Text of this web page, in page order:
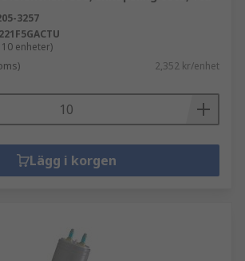
3257
enheter)
2,352 kr/enhet
Lägg i korgen